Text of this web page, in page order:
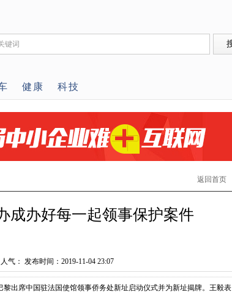
健康 科技
返回首页
成办好每一起领事保护案件
气： 发布时间：2019-11-04 23:07
出席中国驻法国使馆领事侨务处新址启动仪式并为新址揭牌。王毅表